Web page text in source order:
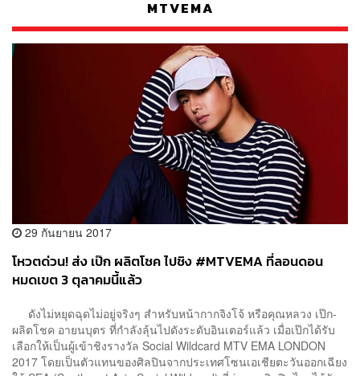
MTVEMA
29 กันยายน 2017
โหวตด่วน! ส่ง เป๊ก ผลิตโชค ไปชิง #MTVEMA ที่ลอนดอน
หมดเขต 3 ตุลาคมนี้แล้ว
ดังไม่หยุดฉุดไม่อยู่จริงๆ สำหรับหน้ากากจิงโจ้ หรือคุณหลวง เป๊ก-
ผลิตโชค อายนบุตร ที่กำลังลุ้นไปดังระดับอินเตอร์แล้ว เมื่อเป๊กได้รับ
เลือกให้เป็นผู้เข้าชิงรางวัล Social Wildcard MTV EMA LONDON
2017 โดยเป็นตัวแทนของศิลปินจากประเทศโซนเอเชียตะวันออกเฉียง